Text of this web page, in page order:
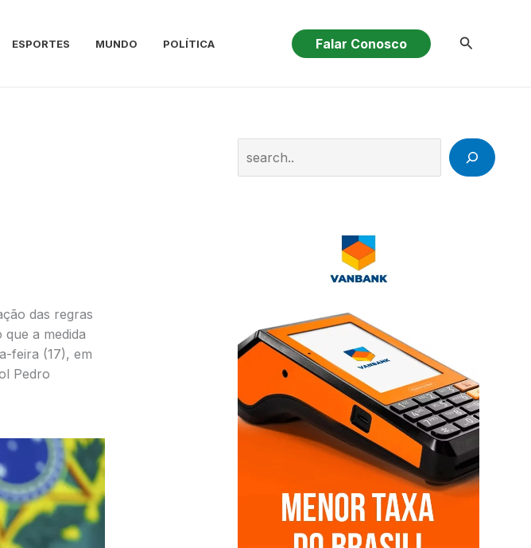
ESPORTES MUNDO POLÍTICA Falar Conosco Pesquisar
das regras
a medida
feira (17), em
Pedro